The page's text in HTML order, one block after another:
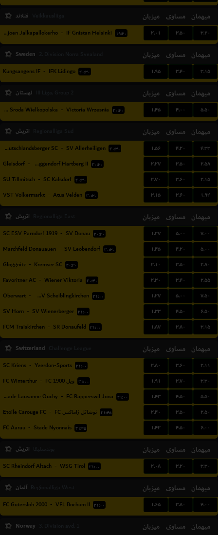
فنلاند میزبان مساوی میهمان
Seinajoen Jalkapallokerho - IF Gnistan Helsinki ۱۹:۳۰ ۲.۰۱ ۳.۵۰ ۳.۲۰
Sweden میزبان مساوی میهمان
Kungsangens IF - IFK Lidingo ۲۰:۳۰ ۱.۹۵ ۳.۴۰ ۳.۱۵
لهستان میزبان مساوی میهمان
Polonia Sroda Wielkopolska - Victoria Wrzesnia ۲۰:۳۰ ۱.۴۵ ۴.۰۰ ۵.۵۰
اتریش میزبان مساوی میهمان
Deutschlandsberger SC - SV Allerheiligen ۲۰:۳۰ ۱.۵۶ ۴.۲۰ ۴.۳۳
Gleisdorf - FSC Eggendorf Hartberg II ۲۰:۳۰ ۲.۲۷ ۳.۵۰ ۲.۵۸
SU Tillmitsch - SC Kalsdorf ۲۰:۳۰ ۲.۷۰ ۳.۶۰ ۲.۱۵
VST Volkermarkt - Atus Velden ۲۰:۳۰ ۳.۱۵ ۳.۶۰ ۱.۹۴
اتریش میزبان مساوی میهمان
SC ESV Parndorf 1919 - SV Donau ۲۰:۳۰ ۱.۲۷ ۵.۰۰ ۷.۰۰
Marchfeld Donauauen - SV Leobendorf ۲۰:۳۰ ۱.۴۵ ۴.۲۰ ۵.۰۰
Gloggnitz - Kremser SC ۲۰:۳۰ ۲.۱۰ ۳.۵۰ ۲.۸۰
Favoritner AC - Wiener Viktoria ۲۰:۴۰ ۲.۳۰ ۳.۴۰ ۲.۵۵
Oberwart - USV Scheiblingkirchen ۲۱:۰۰ ۱.۲۷ ۵.۰۰ ۷.۵۰
SV Horn - SV Wienerberger ۲۱:۰۰ ۱.۳۳ ۴.۵۰ ۶.۵۰
FCM Traiskirchen - SR Donaufeld ۲۱:۰۰ ۱.۸۷ ۳.۸۰ ۳.۱۵
Switzerland میزبان مساوی میهمان
SC Kriens - Yverdon-Sports ۲۱:۰۰ ۲.۸۰ ۳.۶۰ ۲.۱۱
FC Winterthur - ویل 1900 FC ۲۱:۰۰ ۱.۹۱ ۳.۷۰ ۳.۳۰
FC Stade Lausanne Ouchy - FC Rapperswil Jona ۲۱:۰۰ ۱.۴۳ ۴.۵۰ ۵.۵۰
Etoile Carouge FC - نوشاتل زاماکس FC ۲۱:۴۵ ۲.۴۰ ۳.۵۰ ۲.۵۰
FC Aarau - Stade Nyonnais ۲۱:۴۵ ۱.۴۲ ۴.۵۰ ۶.۰۰
اتریش میزبان مساوی میهمان
SC Rheindorf Altach - WSG Tirol ۲۱:۰۰ ۲.۰۸ ۳.۲۰ ۳.۳۰
آلمان میزبان مساوی میهمان
FC Gutersloh 2000 - VFL Bochum II ۲۱:۰۰ ۱.۶۵ ۳.۸۰ ۴.۰۰
Norway میزبان مساوی میهمان